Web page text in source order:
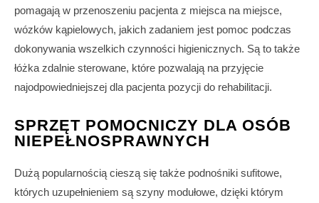
pomagają w przenoszeniu pacjenta z miejsca na miejsce,
wózków kąpielowych, jakich zadaniem jest pomoc podczas
dokonywania wszelkich czynności higienicznych. Są to także
łóżka zdalnie sterowane, które pozwalają na przyjęcie
najodpowiedniejszej dla pacjenta pozycji do rehabilitacji.
SPRZĘT POMOCNICZY DLA OSÓB
NIEPEŁNOSPRAWNYCH
Dużą popularnością cieszą się także podnośniki sufitowe,
których uzupełnieniem są szyny modułowe, dzięki którym